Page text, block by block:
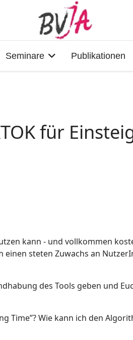
Seminare Publikationen
für
kann - und vollkommen
steten Zuwachs an
des Tools geben und
Time”? Wie kann ich den